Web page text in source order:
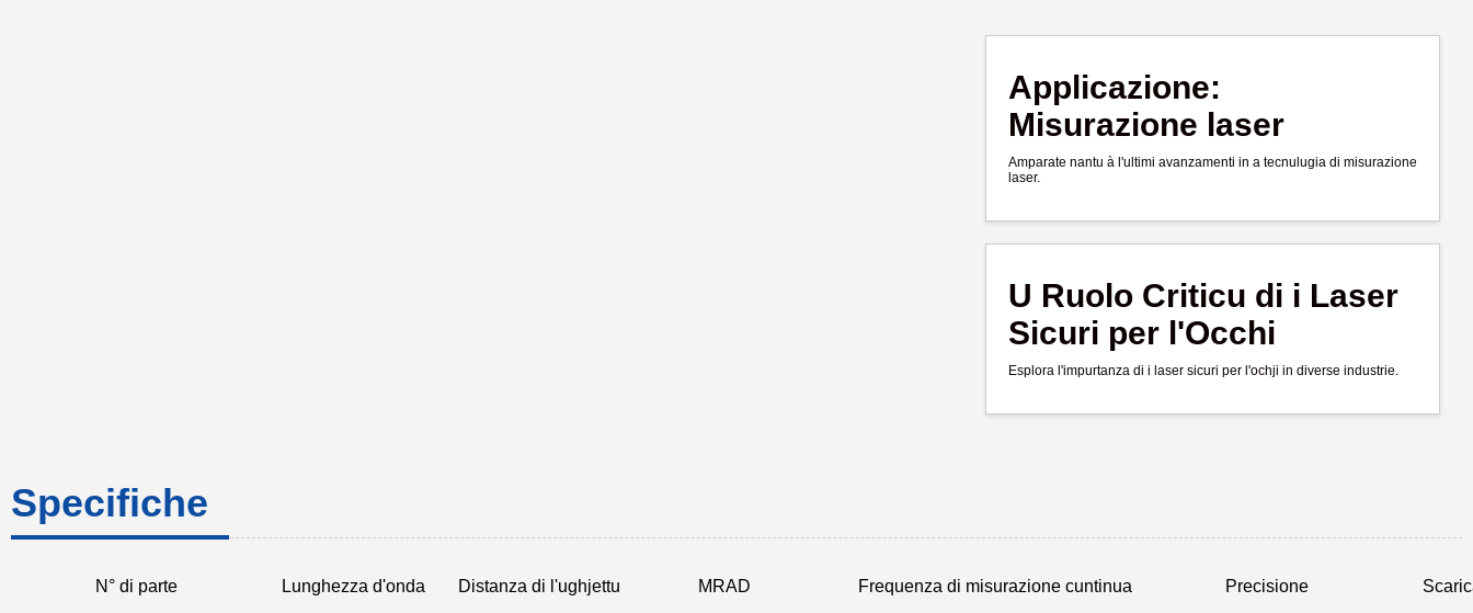
Applicazione:
Misurazione laser
Amparate nantu à l'ultimi avanzamenti in a tecnulugia di misurazione
laser.
U Ruolo Criticu di i Laser
Sicuri per l'Occhi
Esplora l'impurtanza di i laser sicuri per l'ochji in diverse industrie.
Specifiche
N° di parte Lunghezza d'onda Distanza di l'ughjettu MRAD Frequenza di misurazione cuntinua Precisione